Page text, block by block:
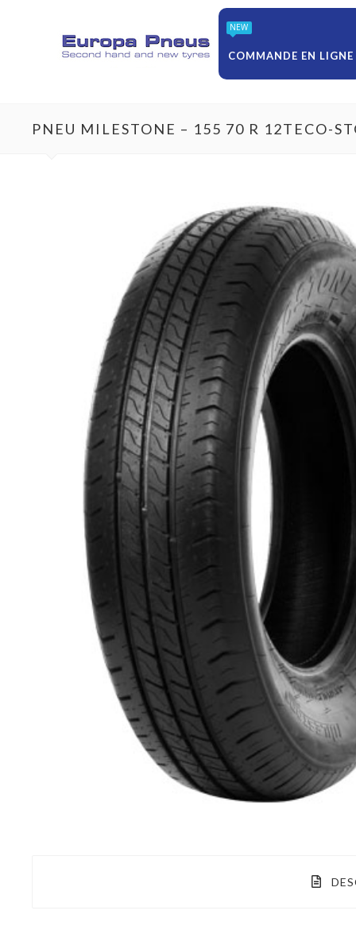
NEW
COMMANDE EN LIGNE
PNEU MILESTONE – 155 70 R 12TECO-